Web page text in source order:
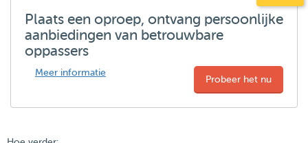
Plaats een oproep, ontvang persoonlijke
aanbiedingen van betrouwbare
oppassers
Meer informatie
Probeer het nu